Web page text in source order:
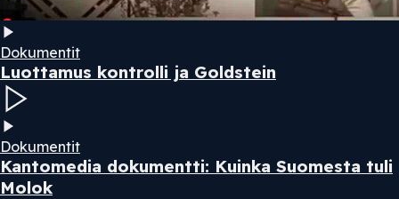
Dokumentit
Luottamus kontrolli ja Goldstein
Dokumentit
Kantomedia dokumentti: Kuinka Suomesta tuli
Molok